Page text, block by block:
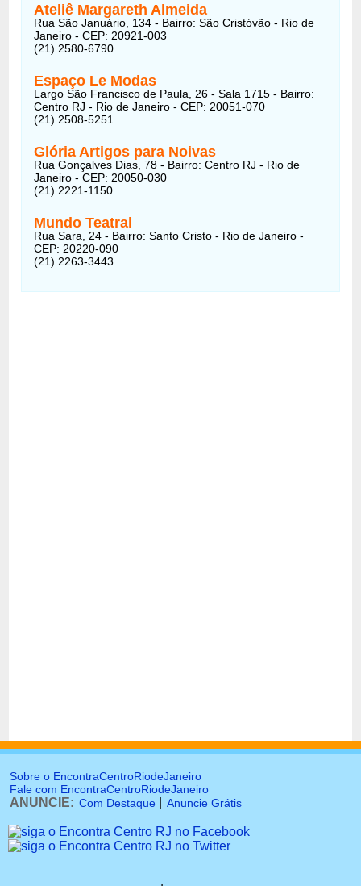
Ateliê Margareth Almeida
Rua São Januário, 134 - Bairro: São Cristóvão - Rio de
Janeiro - CEP: 20921-003
(21) 2580-6790
Espaço Le Modas
Largo São Francisco de Paula, 26 - Sala 1715 - Bairro:
Centro RJ - Rio de Janeiro - CEP: 20051-070
(21) 2508-5251
Glória Artigos para Noivas
Rua Gonçalves Dias, 78 - Bairro: Centro RJ - Rio de
Janeiro - CEP: 20050-030
(21) 2221-1150
Mundo Teatral
Rua Sara, 24 - Bairro: Santo Cristo - Rio de Janeiro -
CEP: 20220-090
(21) 2263-3443
Sobre o EncontraCentroRiodeJaneiro
Fale com EncontraCentroRiodeJaneiro
ANUNCIE: Com Destaque Anuncie Grátis